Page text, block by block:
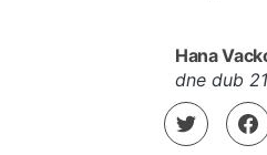
Hana
dne dub